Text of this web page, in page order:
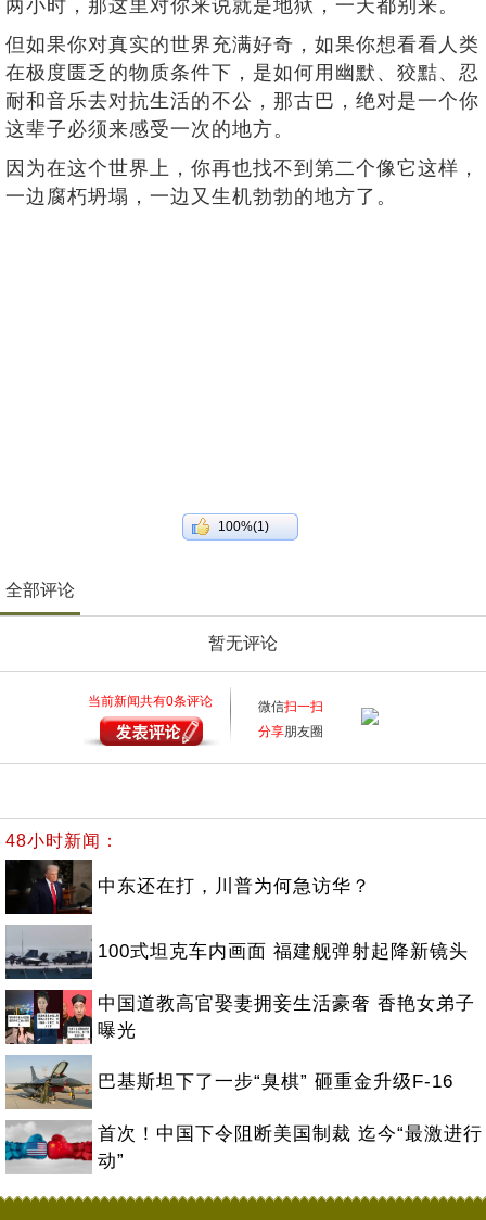
两小时，那这里对你来说就是地狱，一天都别来。
但如果你对真实的世界充满好奇，如果你想看看人类
在极度匮乏的物质条件下，是如何用幽默、狡黠、忍
耐和音乐去对抗生活的不公，那古巴，绝对是一个你
这辈子必须来感受一次的地方。
因为在这个世界上，你再也找不到第二个像它这样，
一边腐朽坍塌，一边又生机勃勃的地方了。
100%(1)
全部评论
暂无评论
当前新闻共有0条评论 微信扫一扫
分享朋友圈
48小时新闻：
中东还在打，川普为何急访华？
100式坦克车内画面 福建舰弹射起降新镜头
中国道教高官娶妻拥妾生活豪奢 香艳女弟子
曝光
巴基斯坦下了一步“臭棋” 砸重金升级F-16
首次！中国下令阻断美国制裁 迄今“最激进行
动”